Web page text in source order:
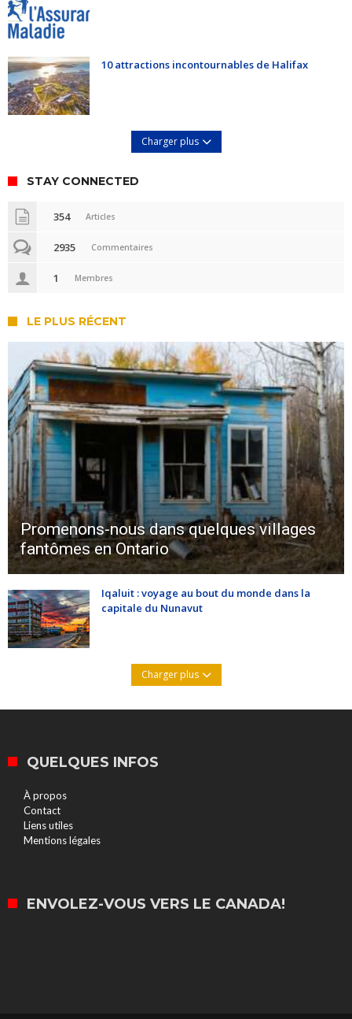
10 attractions incontournables de Halifax
Charger plus
STAY CONNECTED
354 Articles
2935 Commentaires
1 Membres
LE PLUS RÉCENT
Promenons-nous dans quelques villages
fantômes en Ontario
Iqaluit : voyage au bout du monde dans la
capitale du Nunavut
Charger plus
QUELQUES INFOS
À propos
Contact
Liens utiles
Mentions légales
ENVOLEZ-VOUS VERS LE CANADA!